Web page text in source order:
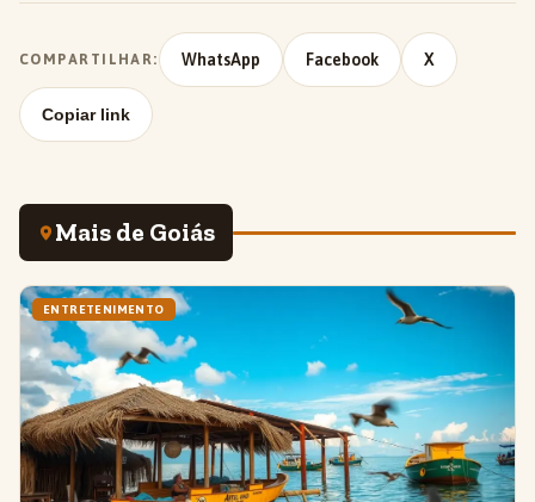
COMPARTILHAR: WhatsApp Facebook X
Copiar link
Mais de Goiás
ENTRETENIMENTO